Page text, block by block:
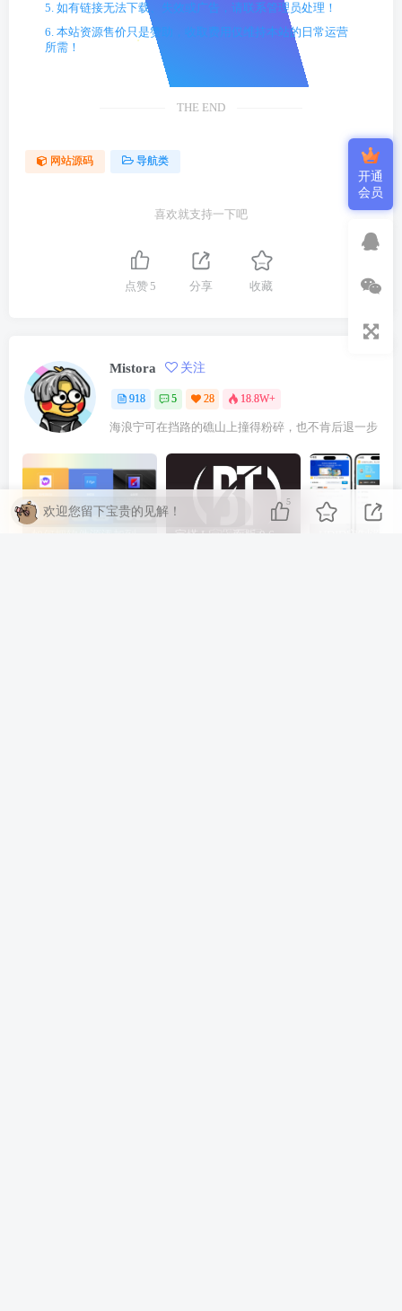
5. 如有链接无法下载、失效或广告，请联系管理员处理！
6. 本站资源售价只是赞助，收取费用仅维持本站的日常运营
所需！
THE END
网站源码 导航类
喜欢就支持一下吧
点赞 5 分享 收藏
Mistora 关注
918 5 28 18.8W+
海浪宁可在挡路的礁山上撞得粉碎，也不肯后退一步
宝塔 Linux 面版 9.6.0 企业版/开心版详细教程，保姆级教学
欢迎您留下宝贵的见解！
5
开通
会员